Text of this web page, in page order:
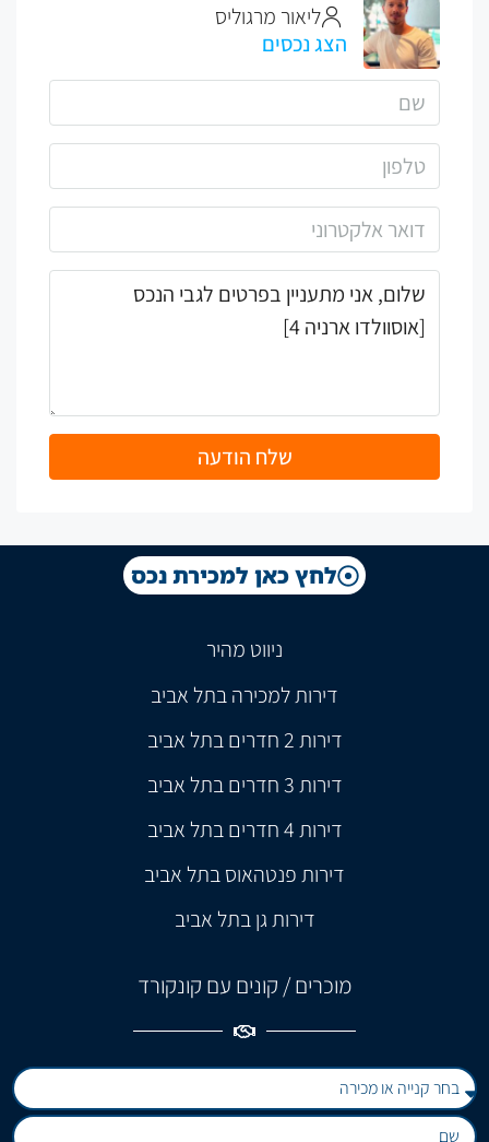
ליאור מרגוליס
הצג נכסים
שלח הודעה
לחץ כאן למכירת נכס
ניווט מהיר
דירות למכירה בתל אביב
דירות 2 חדרים בתל אביב
דירות 3 חדרים בתל אביב
דירות 4 חדרים בתל אביב
דירות פנטהאוס בתל אביב
דירות גן בתל אביב
מוכרים / קונים עם קונקורד